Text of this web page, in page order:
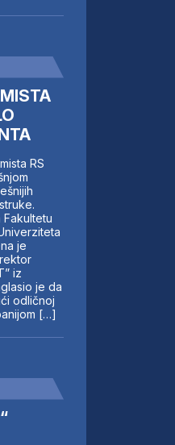
RS
je
iz
je da
odličnoj
[…]